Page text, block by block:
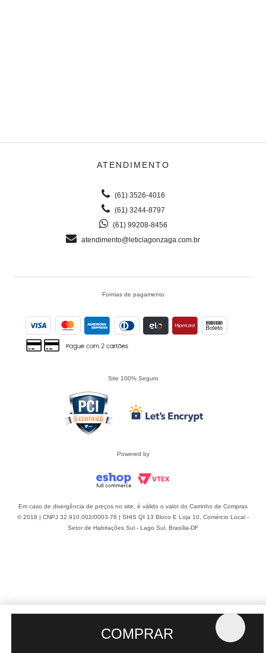
ATENDIMENTO
(61) 3526-4016
(61) 3244-8797
(61) 99208-8456
atendimento@leticiagonzaga.com.br
Formas de pagamento
Site 100% Seguro
Powered by
Em caso de divergência de preços no site, é válido o valor do Carrinho de Compras
© 2018 | CNPJ 32.910.002/0003-76 | SHIS QI 13 Bloco E Loja 10, Comércio Local -
Setor de Habitações Sul - Lago Sul, Brasília-DF
COMPRAR